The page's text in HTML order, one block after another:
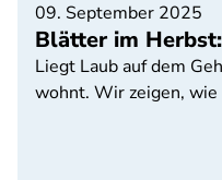
09. September 2025
Blätter im
Liegt Laub auf dem
wohnt. Wir zeigen,